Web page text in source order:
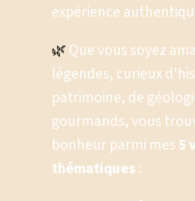
expérience
🌿 Que vous soyez
légendes, curieux
patrimoine, de
gourmands, vous
bonheur parmi mes 5
thématiques :